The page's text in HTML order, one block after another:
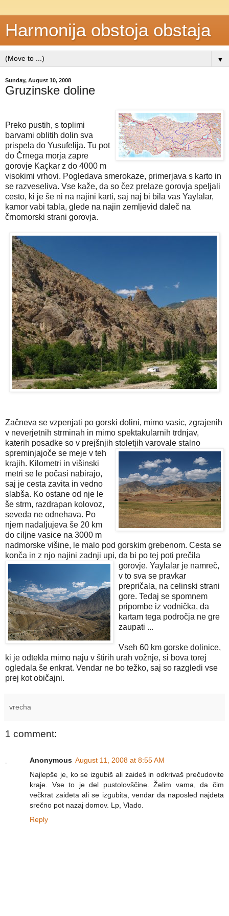
Harmonija obstoja obstaja
▼
Sunday, August 10, 2008
Gruzinske doline
Preko pustih, s toplimi
barvami oblitih dolin sva
prispela do Yusufelija. Tu pot
do Črnega morja zapre
gorovje Kaçkar z do 4000 m
visokimi vrhovi. Pogledava smerokaze, primerjava s karto in
se razveseliva. Vse kaže, da so čez prelaze gorovja speljali
cesto, ki je še ni na najini karti, saj naj bi bila vas Yaylalar,
kamor vabi tabla, glede na najin zemljevid daleč na
črnomorski strani gorovja.
Začneva se vzpenjati po gorski dolini, mimo vasic, zgrajenih
v neverjetnih strminah in mimo spektakularnih trdnjav,
katerih posadke so v prejšnjih stoletjih varovale stalno
spreminjajoče se meje v teh
krajih. Kilometri in višinski
metri se le počasi nabirajo,
saj je cesta zavita in vedno
slabša. Ko ostane od nje le
še strm, razdrapan kolovoz,
seveda ne odnehava. Po
njem nadaljujeva še 20 km
do ciljne vasice na 3000 m
nadmorske višine, le malo pod gorskim grebenom. Cesta se
konča in z njo najini zadnji upi, da bi po tej poti prečila
gorovje. Yaylalar je namreč,
v to sva se pravkar
prepričala, na celinski strani
gore. Tedaj se spomnem
pripombe iz vodnička, da
kartam tega področja ne gre
zaupati ...
Vseh 60 km gorske dolinice,
ki je odtekla mimo naju v štirih urah vožnje, si bova torej
ogledala še enkrat. Vendar ne bo težko, saj so razgledi vse
prej kot običajni.
vrecha
1 comment:
Anonymous August 11, 2008 at 8:55 AM
Najlepše je, ko se izgubiš ali zaideš in odkrivaš prečudovite
kraje. Vse to je del pustolovščine. Želim vama, da čim
večkrat zaideta ali se izgubita, vendar da naposled najdeta
srečno pot nazaj domov. Lp, Vlado.
Reply